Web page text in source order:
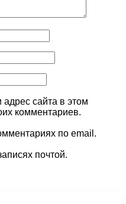
сайта в этом
комментариев.
по email.
почтой.